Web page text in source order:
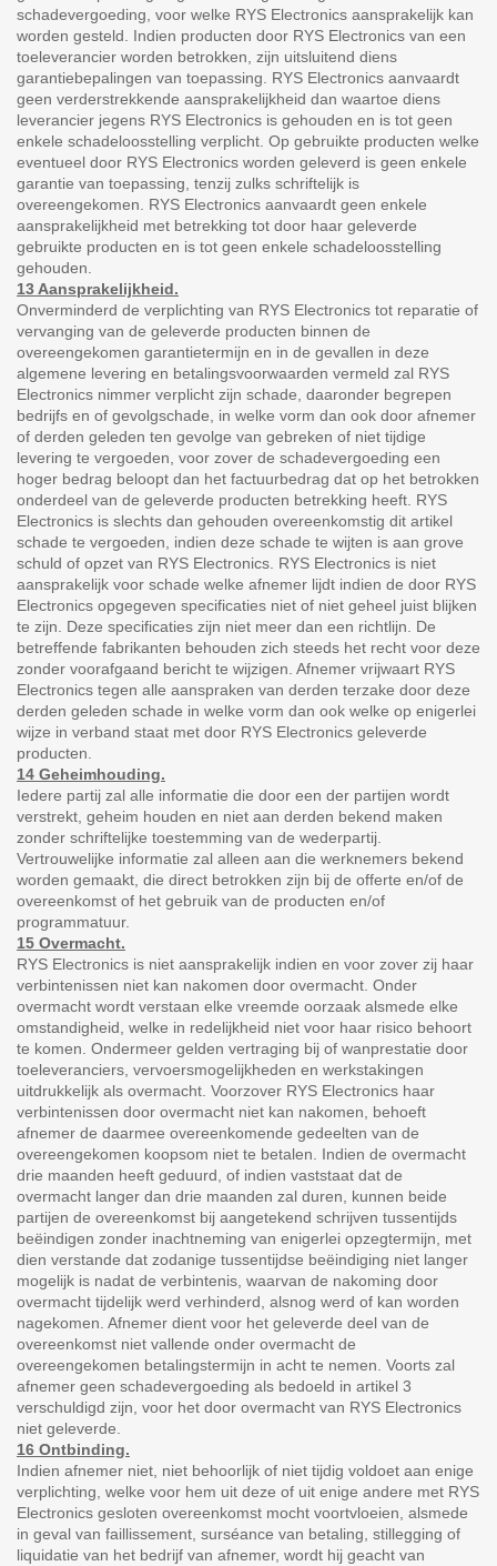
schadevergoeding, voor welke RYS Electronics aansprakelijk kan
worden gesteld. Indien producten door RYS Electronics van een
toeleverancier worden betrokken, zijn uitsluitend diens
garantiebepalingen van toepassing. RYS Electronics aanvaardt
geen verderstrekkende aansprakelijkheid dan waartoe diens
leverancier jegens RYS Electronics is gehouden en is tot geen
enkele schadeloosstelling verplicht. Op gebruikte producten welke
eventueel door RYS Electronics worden geleverd is geen enkele
garantie van toepassing, tenzij zulks schriftelijk is
overeengekomen. RYS Electronics aanvaardt geen enkele
aansprakelijkheid met betrekking tot door haar geleverde
gebruikte producten en is tot geen enkele schadeloosstelling
gehouden.
13 Aansprakelijkheid.
Onverminderd de verplichting van RYS Electronics tot reparatie of
vervanging van de geleverde producten binnen de
overeengekomen garantietermijn en in de gevallen in deze
algemene levering en betalingsvoorwaarden vermeld zal RYS
Electronics nimmer verplicht zijn schade, daaronder begrepen
bedrijfs en of gevolgschade, in welke vorm dan ook door afnemer
of derden geleden ten gevolge van gebreken of niet tijdige
levering te vergoeden, voor zover de schadevergoeding een
hoger bedrag beloopt dan het factuurbedrag dat op het betrokken
onderdeel van de geleverde producten betrekking heeft. RYS
Electronics is slechts dan gehouden overeenkomstig dit artikel
schade te vergoeden, indien deze schade te wijten is aan grove
schuld of opzet van RYS Electronics. RYS Electronics is niet
aansprakelijk voor schade welke afnemer lijdt indien de door RYS
Electronics opgegeven specificaties niet of niet geheel juist blijken
te zijn. Deze specificaties zijn niet meer dan een richtlijn. De
betreffende fabrikanten behouden zich steeds het recht voor deze
zonder voorafgaand bericht te wijzigen. Afnemer vrijwaart RYS
Electronics tegen alle aanspraken van derden terzake door deze
derden geleden schade in welke vorm dan ook welke op enigerlei
wijze in verband staat met door RYS Electronics geleverde
producten.
14 Geheimhouding.
Iedere partij zal alle informatie die door een der partijen wordt
verstrekt, geheim houden en niet aan derden bekend maken
zonder schriftelijke toestemming van de wederpartij.
Vertrouwelijke informatie zal alleen aan die werknemers bekend
worden gemaakt, die direct betrokken zijn bij de offerte en/of de
overeenkomst of het gebruik van de producten en/of
programmatuur.
15 Overmacht.
RYS Electronics is niet aansprakelijk indien en voor zover zij haar
verbintenissen niet kan nakomen door overmacht. Onder
overmacht wordt verstaan elke vreemde oorzaak alsmede elke
omstandigheid, welke in redelijkheid niet voor haar risico behoort
te komen. Ondermeer gelden vertraging bij of wanprestatie door
toeleveranciers, vervoersmogelijkheden en werkstakingen
uitdrukkelijk als overmacht. Voorzover RYS Electronics haar
verbintenissen door overmacht niet kan nakomen, behoeft
afnemer de daarmee overeenkomende gedeelten van de
overeengekomen koopsom niet te betalen. Indien de overmacht
drie maanden heeft geduurd, of indien vaststaat dat de
overmacht langer dan drie maanden zal duren, kunnen beide
partijen de overeenkomst bij aangetekend schrijven tussentijds
beëindigen zonder inachtneming van enigerlei opzegtermijn, met
dien verstande dat zodanige tussentijdse beëindiging niet langer
mogelijk is nadat de verbintenis, waarvan de nakoming door
overmacht tijdelijk werd verhinderd, alsnog werd of kan worden
nagekomen. Afnemer dient voor het geleverde deel van de
overeenkomst niet vallende onder overmacht de
overeengekomen betalingstermijn in acht te nemen. Voorts zal
afnemer geen schadevergoeding als bedoeld in artikel 3
verschuldigd zijn, voor het door overmacht van RYS Electronics
niet geleverde.
16 Ontbinding.
Indien afnemer niet, niet behoorlijk of niet tijdig voldoet aan enige
verplichting, welke voor hem uit deze of uit enige andere met RYS
Electronics gesloten overeenkomst mocht voortvloeien, alsmede
in geval van faillissement, surséance van betaling, stillegging of
liquidatie van het bedrijf van afnemer, wordt hij geacht van